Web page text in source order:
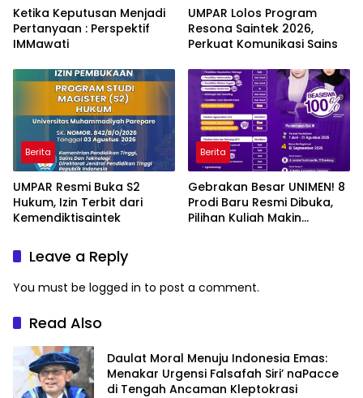
Ketika Keputusan Menjadi
Pertanyaan : Perspektif
IMMawati
UMPAR Lolos Program
Resona Saintek 2026,
Perkuat Komunikasi Sains
Berita
UMPAR Resmi Buka S2
Hukum, Izin Terbit dari
Kemendiktisaintek
Berita
Gebrakan Besar UNIMEN! 8
Prodi Baru Resmi Dibuka,
Pilihan Kuliah Makin
Leave a Reply
You must be logged in to post a comment.
Read Also
Daulat Moral Menuju Indonesia Emas:
Menakar Urgensi Falsafah Siri’ naPacce
di Tengah Ancaman Kleptokrasi